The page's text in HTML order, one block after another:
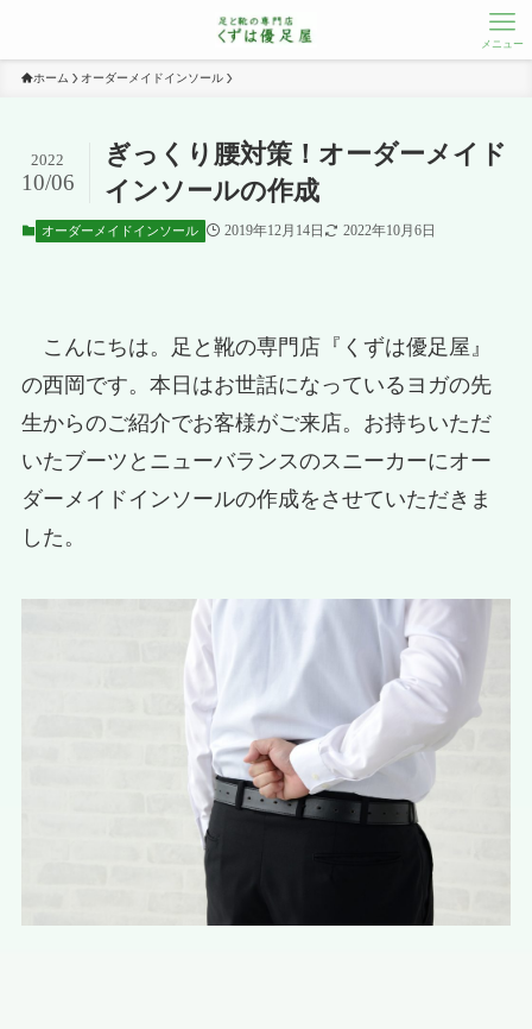
メニュー
ホーム オーダーメイドインソール
ぎっくり腰対策！オーダーメイド
インソールの作成
2022
10/06
オーダーメイドインソール 2019年12月14日 2022年10月6日
こんにちは。足と靴の専門店『くずは優足屋』
の西岡です。本日はお世話になっているヨガの先
生からのご紹介でお客様がご来店。お持ちいただ
いたブーツとニューバランスのスニーカーにオー
ダーメイドインソールの作成をさせていただきま
した。